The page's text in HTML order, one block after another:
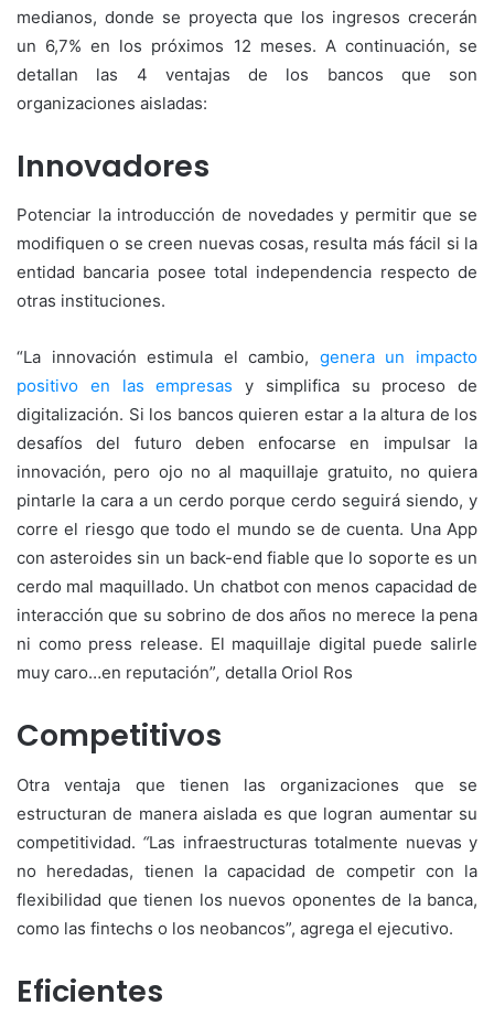
medianos, donde se proyecta que los ingresos crecerán
un 6,7% en los próximos 12 meses. A continuación, se
detallan las 4 ventajas de los bancos que son
organizaciones aisladas:
Innovadores
Potenciar la introducción de novedades y permitir que se
modifiquen o se creen nuevas cosas, resulta más fácil si la
entidad bancaria posee total independencia respecto de
otras instituciones.
“La innovación estimula el cambio, genera un impacto
positivo en las empresas y simplifica su proceso de
digitalización. Si los bancos quieren estar a la altura de los
desafíos del futuro deben enfocarse en impulsar la
innovación, pero ojo no al maquillaje gratuito, no quiera
pintarle la cara a un cerdo porque cerdo seguirá siendo, y
corre el riesgo que todo el mundo se de cuenta. Una App
con asteroides sin un back-end fiable que lo soporte es un
cerdo mal maquillado. Un chatbot con menos capacidad de
interacción que su sobrino de dos años no merece la pena
ni como press release. El maquillaje digital puede salirle
muy caro…en reputación”, detalla Oriol Ros
Competitivos
Otra ventaja que tienen las organizaciones que se
estructuran de manera aislada es que logran aumentar su
competitividad. “Las infraestructuras totalmente nuevas y
no heredadas, tienen la capacidad de competir con la
flexibilidad que tienen los nuevos oponentes de la banca,
como las fintechs o los neobancos”, agrega el ejecutivo.
Eficientes